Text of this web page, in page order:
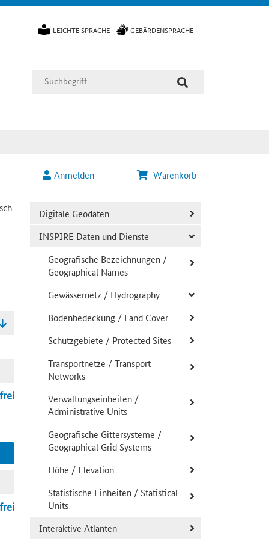
LEICHTE SPRACHE GEBÄRDENSPRACHE
Anmelden Warenkorb
Digitale Geodaten
INSPIRE Daten und Dienste
Geografische Bezeichnungen /
Geographical Names
Gewässernetz / Hydrography
Bodenbedeckung / Land Cover
Schutzgebiete / Protected Sites
Transportnetze / Transport
Networks
Verwaltungseinheiten /
Administrative Units
Geografische Gittersysteme /
Geographical Grid Systems
Höhe / Elevation
Statistische Einheiten / Statistical
Units
Interaktive Atlanten